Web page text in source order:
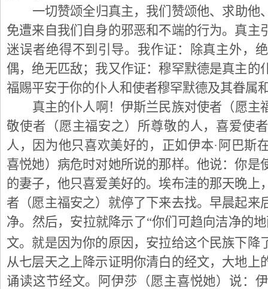
一切赞颂全归真主，我们赞颂他、求助他
免遭来自我们自身的邪恶和不端的行为。真主
迷误者绝得不到引导。我作证：除真主外，
偶，绝无匹敌；我又作证：穆罕默德是真主的
福赐平安于你的仆人和使者穆罕默德及其眷属
真主的仆人啊！伊斯兰民族对使者（愿主
敬使者（愿主福安之）所尊敬的人，喜爱使
人，因为他只喜欢美好的，正如伊本·阿巴斯
喜悦她）病危时对她所说的那样。他说：你是
的妻子，他只喜爱美好的。埃布洼的那天晚上
者（愿主福安之）就停了下来去找。早晨起来
净。然后，安拉就降示了“你们可趋向洁净的
文。就是因为你的原因，安拉给这个民族下降
从七层天之上降示证明你清白的经文，大地上
诵读这节经文。阿伊莎（愿主喜悦她）说：